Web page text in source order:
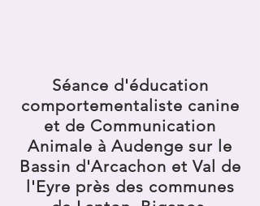
Séance d'éducation
comportementaliste canine
et de Communication
Animale à Audenge sur le
Bassin d'Arcachon et Val de
l'Eyre près des communes